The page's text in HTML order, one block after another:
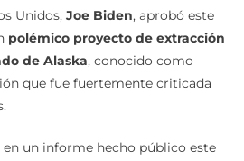
Unidos, Joe Biden, aprobó este
polémico proyecto de extracción
de Alaska, conocido como
que fue fuertemente criticada
en un informe hecho público este